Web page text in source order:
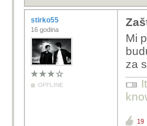
stirko55
16 godina
OFFLINE
Mi
za
19